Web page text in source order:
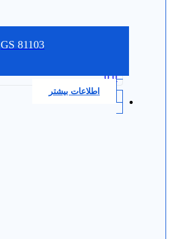
GS 81103
0.0
اطلاعات بیشتر